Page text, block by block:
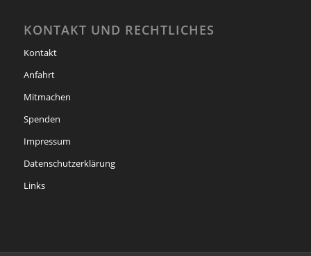
KONTAKT UND RECHTLICHES
Kontakt
Anfahrt
Mitmachen
Spenden
Impressum
Datenschutzerklärung
Links